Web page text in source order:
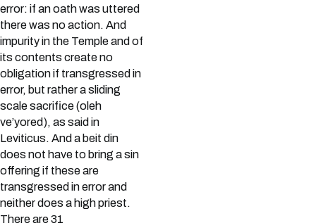
error: if an oath was uttered
there was no action. And
impurity in the Temple and of
its contents create no
obligation if transgressed in
error, but rather a sliding
scale sacrifice (oleh
ve’yored), as said in
Leviticus. And a beit din
does not have to bring a sin
offering if these are
transgressed in error and
neither does a high priest.
There are 31